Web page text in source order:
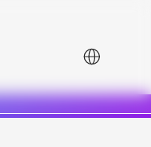
English